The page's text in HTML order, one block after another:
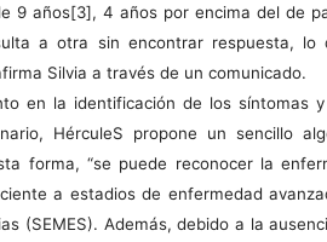
9 años[3], 4 años por encima del de
a otra sin encontrar respuesta, lo
Silvia a través de un comunicado.
en la identificación de los
HérculeS propone un sencillo
forma, “se puede reconocer la
a estadios de enfermedad
(SEMES). Además, debido a la